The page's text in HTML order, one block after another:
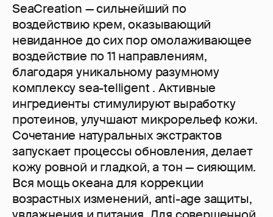
SeaCreation — сильнейший по
воздействию крем, оказывающий
невиданное до сих пор омолаживающее
воздействие по 11 направлениям,
благодаря уникальному разумному
комплексу sea-telligent . Активные
ингредиенты стимулируют выработку
протеинов, улучшают микрорельеф кожи.
Сочетание натуральных экстрактов
запускает процессы обновления, делает
кожу ровной и гладкой, а тон — сияющим.
Вся мощь океана для коррекции
возрастных изменений, anti-age защиты,